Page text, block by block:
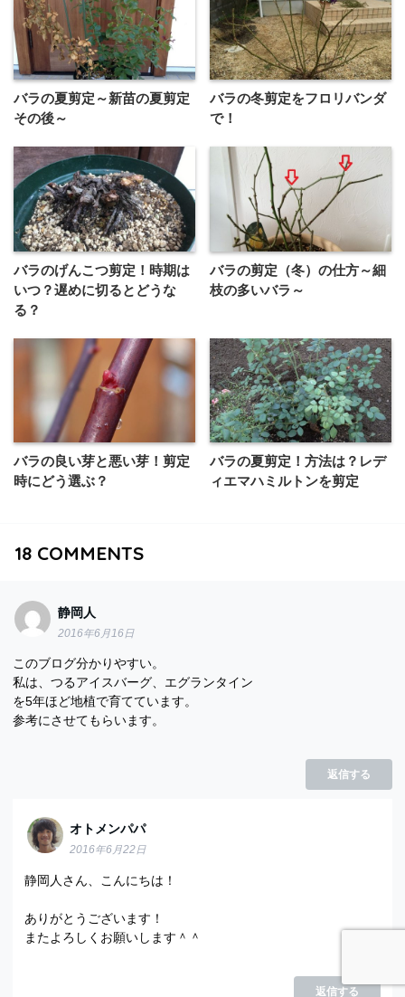
バラの夏剪定～新苗の夏剪定
その後～
バラの冬剪定をフロリバンダ
で！
バラのげんこつ剪定！時期は
いつ？遅めに切るとどうな
る？
バラの剪定（冬）の仕方～細
枝の多いバラ～
バラの良い芽と悪い芽！剪定
時にどう選ぶ？
バラの夏剪定！方法は？レデ
ィエマハミルトンを剪定
18COMMENTS
静岡人
2016年6月16日
このブログ分かりやすい。
私は、つるアイスバーグ、エグランタイン
を5年ほど地植で育てています。
参考にさせてもらいます。
返信する
オトメンパパ
2016年6月22日
静岡人さん、こんにちは！
ありがとうございます！
またよろしくお願いします＾＾
返信する